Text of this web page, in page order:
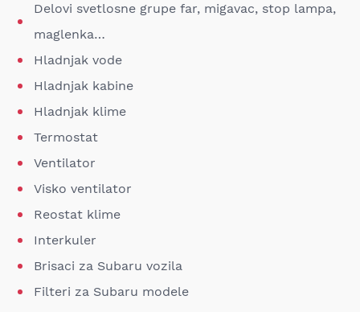
Delovi svetlosne grupe far, migavac, stop lampa,
maglenka…
Hladnjak vode
Hladnjak kabine
Hladnjak klime
Termostat
Ventilator
Visko ventilator
Reostat klime
Interkuler
Brisaci za Subaru vozila
Filteri za Subaru modele